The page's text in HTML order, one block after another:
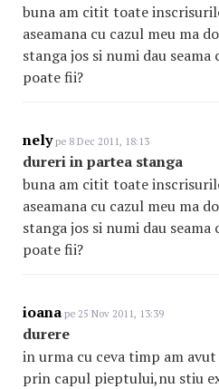
buna am citit toate
aseamana cu cazul meu ma
stanga jos si numi dau
poate fii?
nelype 8 Dec 2011, 18:13
dureri in partea stanga
buna am citit toate
aseamana cu cazul meu ma
stanga jos si numi dau
poate fii?
ioana pe 25 Nov 2011, 13:39
durere
in urma cu ceva timp am
prin capul pieptului,nu stiu